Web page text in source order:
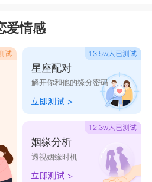
数是追求没成功，这时的白
也是让他们努力的对象。在
易地招来朵朵桃花。想脱单
但是有家室的白羊要多加注
盲目等待，相信姻缘天注
，对于爱情，他们更加主
爱情，他们相信人定胜天，
爱情感
星座配对
解开你和他的缘分密码
姻缘分析
透视姻缘时机